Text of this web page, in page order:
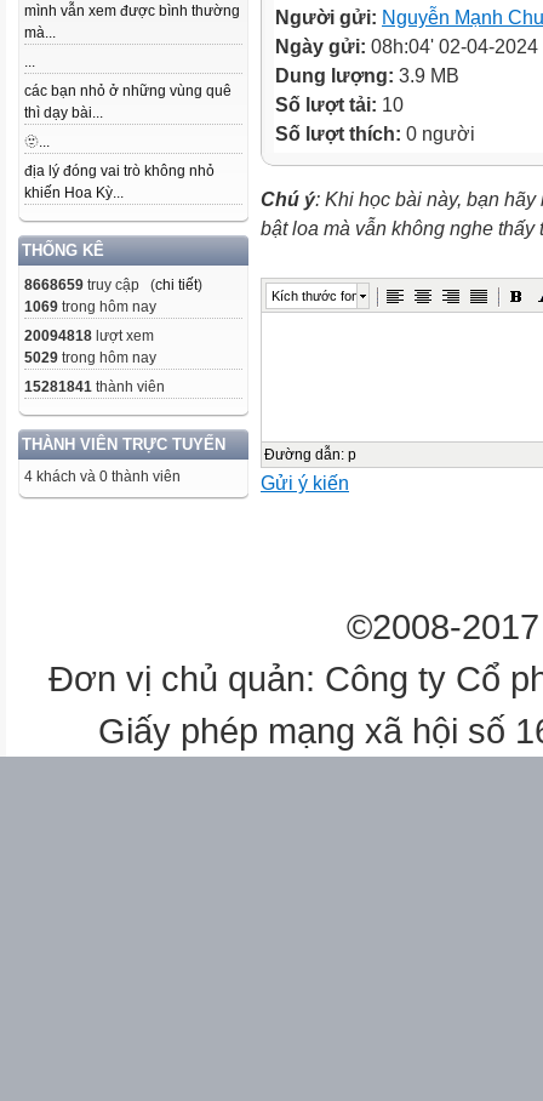
mình vẫn xem được bình thường
mà...
...
các bạn nhỏ ở những vùng quê
thì dạy bài...
🫥...
địa lý đóng vai trò không nhỏ
khiến Hoa Kỳ...
THỐNG KÊ
8668659 truy cập (chi tiết)
1069 trong hôm nay
20094818 lượt xem
5029 trong hôm nay
15281841 thành viên
THÀNH VIÊN TRỰC TUYẾN
4 khách và 0 thành viên
Người gửi: Nguyễn Mạnh
Ngày gửi: 08h:04' 02-04-2024
Dung lượng: 3.9 MB
Số lượt tải: 10
Số lượt thích: 0 người
Chú ý: Khi học bài này, bạn
bật loa mà vẫn không nghe
Kích thước font
Đường dẫn: p
Gửi ý kiến
©2008-
Đơn vị chủ quản: Công ty Cổ
Giấy phép mạng xã hội số